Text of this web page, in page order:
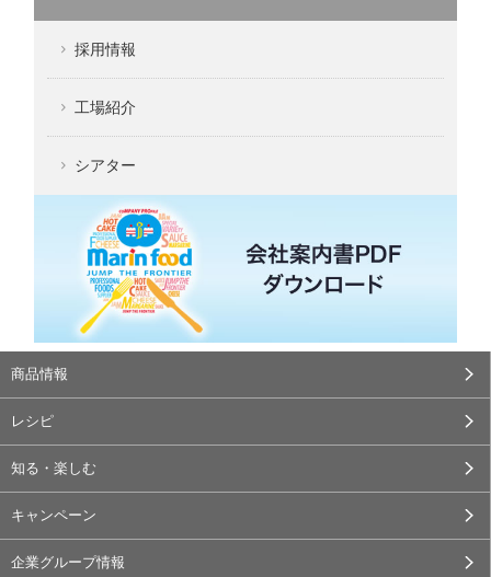
採用情報
工場紹介
シアター
商品情報
レシピ
知る・楽しむ
キャンペーン
企業グループ情報